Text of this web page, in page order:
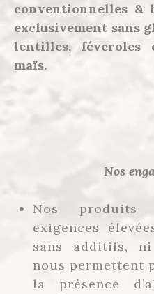
conventionnelles &
exclusivement sans
lentilles, féveroles
maïs.
Nos
Nos produits
exigences
sans additifs,
nous permettent
la présence